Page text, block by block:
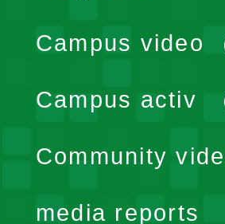
Campus video
Campus activ
Community
media reports